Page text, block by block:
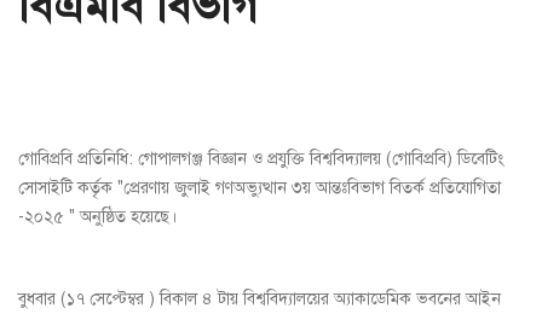
গোবিপ্রবি প্রতিনিধি: গোপালগঞ্জ বিজ্ঞান ও প্রযুক্তি বিশ্ববিদ্যালয় (গোবিপ্রবি) ডিবেটিং
সোসাইটি কর্তৃক "প্রেরণায় জুলাই গণঅভ্যুত্থান ৩য় আন্তঃবিভাগ বিতর্ক প্রতিযোগিতা
-২০২৫ " অনুষ্ঠিত হয়েছে।
বুধবার (১৭ সেপ্টেম্বর ) বিকাল ৪ টায় বিশ্ববিদ্যালয়ের অ্যাকাডেমিক ভবনের আইন